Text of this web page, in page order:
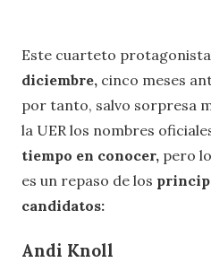
Este cuarteto protagonista
diciembre, cinco meses
por tanto, salvo sorpresa
la UER los nombres
tiempo en conocer, pero
es un repaso de los
candidatos:
Andi Knoll